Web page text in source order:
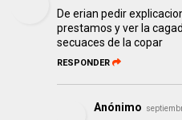
De erian pedir
prestamos y ver la
secuaces de la copar
RESPONDER
Anónimo